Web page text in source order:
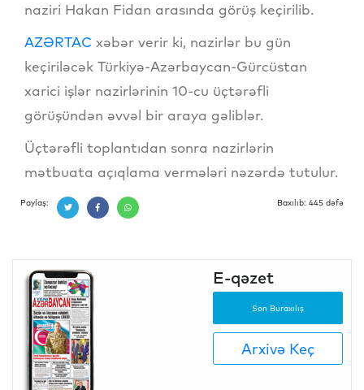
naziri Hakan Fidan arasında görüş keçirilib.
AZƏRTAC xəbər verir ki, nazirlər bu gün
keçiriləcək Türkiyə-Azərbaycan-Gürcüstan
xarici işlər nazirlərinin 10-cu üçtərəfli
görüşündən əvvəl bir araya gəliblər.
Üçtərəfli toplantıdan sonra nazirlərin
mətbuata açıqlama vermələri nəzərdə tutulur.
Paylaş: Baxılıb: 445 dəfə
E-qəzet
Son Buraxılış
Arxivə Keç